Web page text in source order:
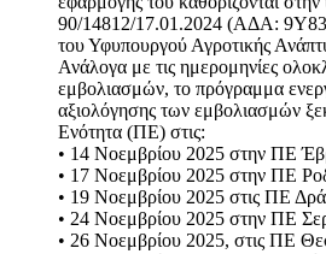
90/14812/17.01.2024 (ΑΔΑ:
του Υφυπουργού Αγροτικής
Ανάλογα με τις ημερομηνίες
εμβολιασμών, το πρόγραμμα
αξιολόγησης των εμβολιασμών
Ενότητα (ΠΕ) στις:
• 14 Νοεμβρίου 2025 στην ΠΕ
• 17 Νοεμβρίου 2025 στην ΠΕ
• 19 Νοεμβρίου 2025 στις ΠΕ
• 24 Νοεμβρίου 2025 στην ΠΕ
• 26 Νοεμβρίου 2025, στις ΠΕ